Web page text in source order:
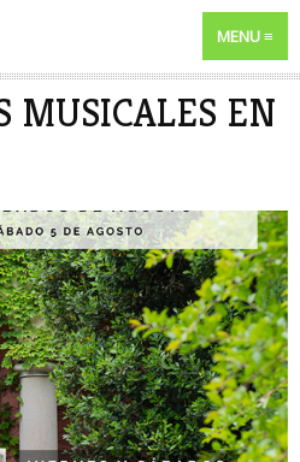
MENU
MUSICALES EN